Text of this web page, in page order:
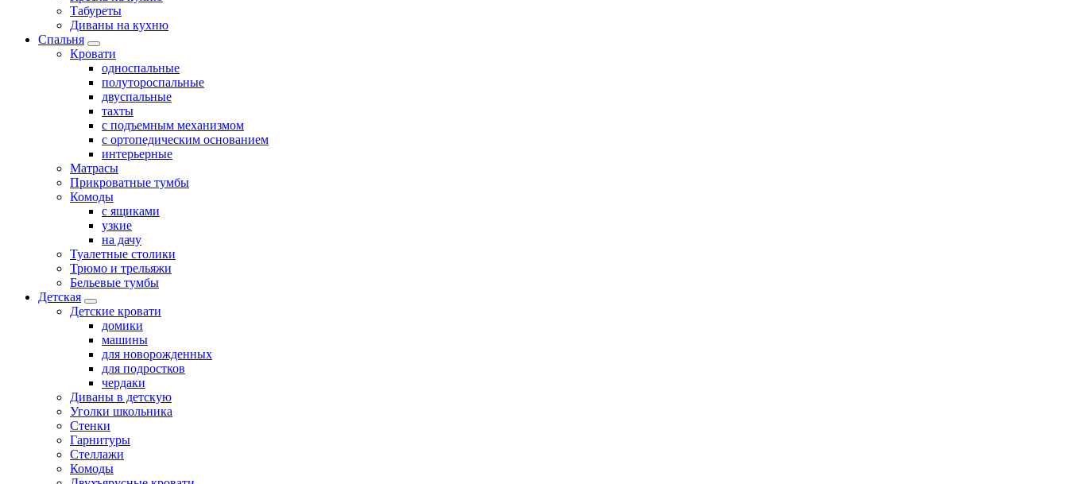
Табуреты
Диваны на кухню
Спальня
Кровати
односпальные
полутороспальные
двуспальные
тахты
с подъемным механизмом
с ортопедическим основанием
интерьерные
Матрасы
Прикроватные тумбы
Комоды
с ящиками
узкие
на дачу
Туалетные столики
Трюмо и трельяжи
Бельевые тумбы
Детская
Детские кровати
домики
машины
для новорожденных
для подростков
чердаки
Диваны в детскую
Уголки школьника
Стенки
Гарнитуры
Стеллажи
Комоды